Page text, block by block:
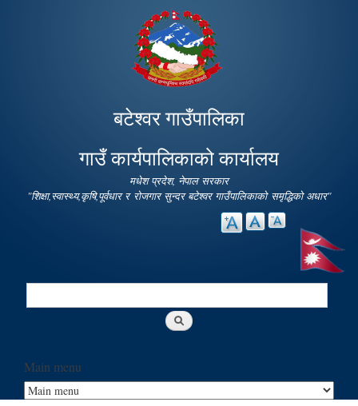
main
content
बटेश्वर गाउँपालिका
गाउँ कार्यपालिकाको कार्यालय
मधेश प्रदेश, नेपाल सरकार
"शिक्षा,स्वास्थ्य,कृषि,पूर्वधार र रोजगार सुन्दर बटेश्वर गाउँपालिकाको समृद्धिको अधार"
Search
Main menu